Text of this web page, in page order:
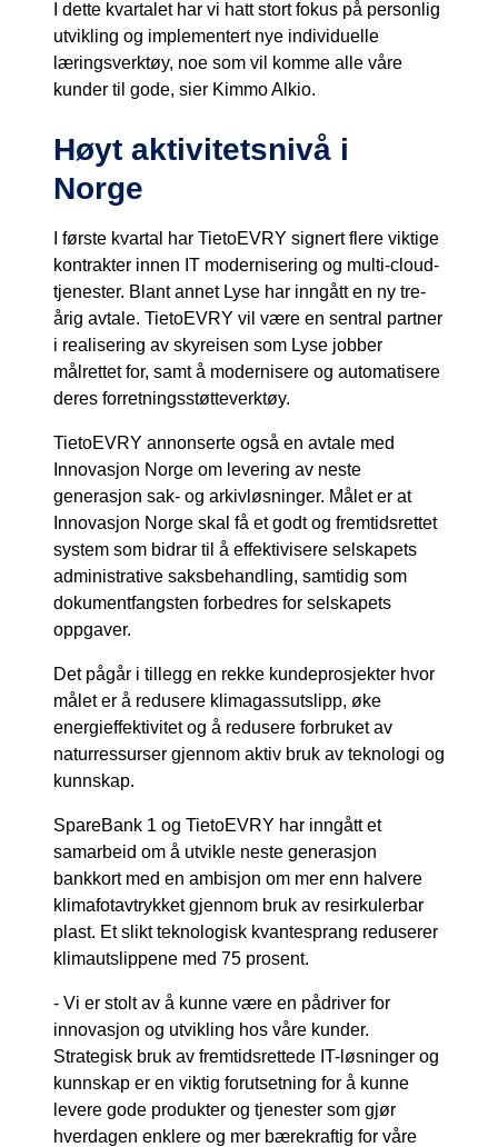
I dette kvartalet har vi hatt stort fokus på personlig
utvikling og implementert nye individuelle
læringsverktøy, noe som vil komme alle våre
kunder til gode, sier Kimmo Alkio.
Høyt aktivitetsnivå i
Norge
I første kvartal har TietoEVRY signert flere viktige
kontrakter innen IT modernisering og multi-cloud-
tjenester. Blant annet Lyse har inngått en ny tre-
årig avtale. TietoEVRY vil være en sentral partner
i realisering av skyreisen som Lyse jobber
målrettet for, samt å modernisere og automatisere
deres forretningsstøtteverktøy.
TietoEVRY annonserte også en avtale med
Innovasjon Norge om levering av neste
generasjon sak- og arkivløsninger. Målet er at
Innovasjon Norge skal få et godt og fremtidsrettet
system som bidrar til å effektivisere selskapets
administrative saksbehandling, samtidig som
dokumentfangsten forbedres for selskapets
oppgaver.
Det pågår i tillegg en rekke kundeprosjekter hvor
målet er å redusere klimagassutslipp, øke
energieffektivitet og å redusere forbruket av
naturressurser gjennom aktiv bruk av teknologi og
kunnskap.
SpareBank 1 og TietoEVRY har inngått et
samarbeid om å utvikle neste generasjon
bankkort med en ambisjon om mer enn halvere
klimafotavtrykket gjennom bruk av resirkulerbar
plast. Et slikt teknologisk kvantesprang reduserer
klimautslippene med 75 prosent.
- Vi er stolt av å kunne være en pådriver for
innovasjon og utvikling hos våre kunder.
Strategisk bruk av fremtidsrettede IT-løsninger og
kunnskap er en viktig forutsetning for å kunne
levere gode produkter og tjenester som gjør
hverdagen enklere og mer bærekraftig for våre